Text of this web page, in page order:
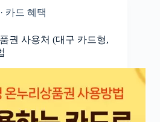
카드 혜택
권 사용처 (대구 카드형,